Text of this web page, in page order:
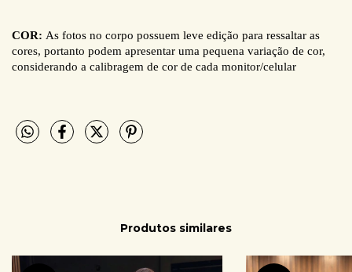
COR: As fotos no corpo possuem leve edição para ressaltar as
cores, portanto podem apresentar uma pequena variação de cor,
considerando a calibragem de cor de cada monitor/celular
Produtos similares